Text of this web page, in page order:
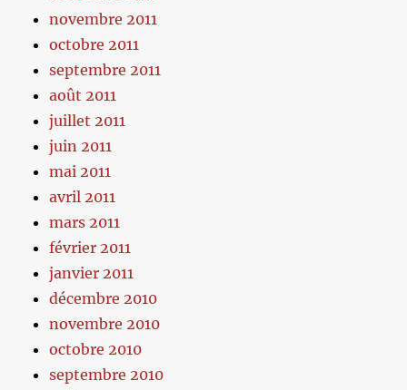
novembre 2011
octobre 2011
septembre 2011
août 2011
juillet 2011
juin 2011
mai 2011
avril 2011
mars 2011
février 2011
janvier 2011
décembre 2010
novembre 2010
octobre 2010
septembre 2010